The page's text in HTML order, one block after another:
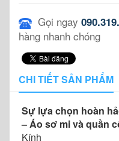
Gọi ngay
hàng nhanh chóng
CHI TIẾT SẢN PHẨM
Sự lựa chọn hoàn
– Áo sơ mi và quần
Kính